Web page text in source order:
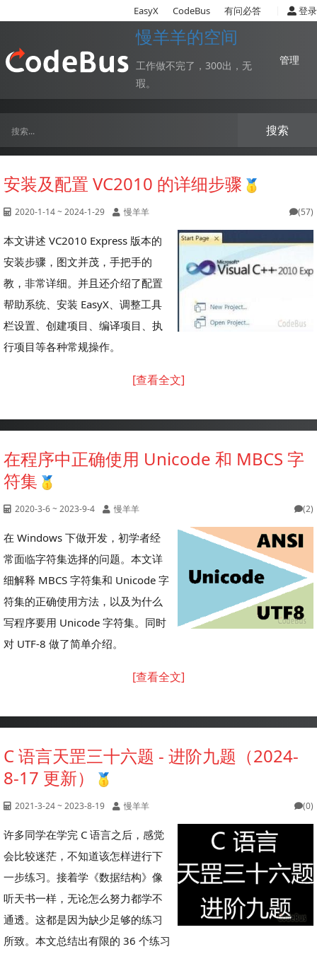
EasyX CodeBus 有问必答 登录
慢羊羊的空间
工作做不完了，300出，无
瑕。
管理
安装及配置 VC2010 的详细步骤
2020-1-14 ~ 2024-1-29 慢羊羊 (57)
本文讲述 VC2010 Express 版本的
安装步骤，图文并茂，手把手的
教，非常详细。并且还介绍了配置
帮助系统、安装 EasyX、调整工具
栏设置、创建项目、编译项目、执
行项目等各种常规操作。
[查看全文]
在程序中正确使用 Unicode 和 MBCS 字
符集
2020-3-6 ~ 2023-9-4 慢羊羊 (2)
在 Windows 下做开发，初学者经
常面临字符集选择的问题。本文详
细解释 MBCS 字符集和 Unicode 字
符集的正确使用方法，以及为什么
写程序要用 Unicode 字符集。同时
对 UTF-8 做了简单介绍。
[查看全文]
C 语言天罡三十六题 - 进阶九题（2024-
8-17 更新）
2021-3-24 ~ 2023-8-19 慢羊羊 (0)
许多同学在学完 C 语言之后，感觉
会比较迷茫，不知道该怎样进行下
一步练习。接着学《数据结构》像
听天书一样，无论怎么努力都学不
通透。这都是因为缺少足够的练习
所致。本文总结出有限的 36 个练习
搜索